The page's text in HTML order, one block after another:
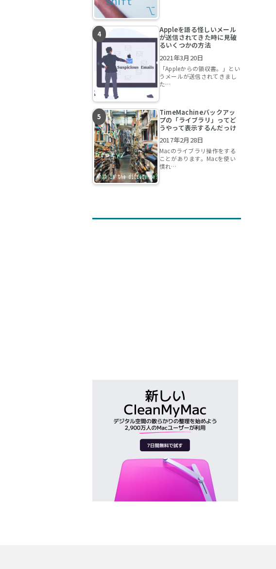
Appleを語る怪しいメール
が送信されてきた時に見破
るいくつかの方法
2021年3月20日
「Appleからの領収書。」とい
うメールが送信されてきまし
た…
TimeMachineバックアッ
プの「ライブラリ」ってど
うやって表示するんだっけ
2017年2月28日
Macのライブラリ操作をする
ことがあります。Macを使い
慣れ…